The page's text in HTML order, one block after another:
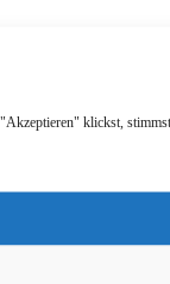
klickst,